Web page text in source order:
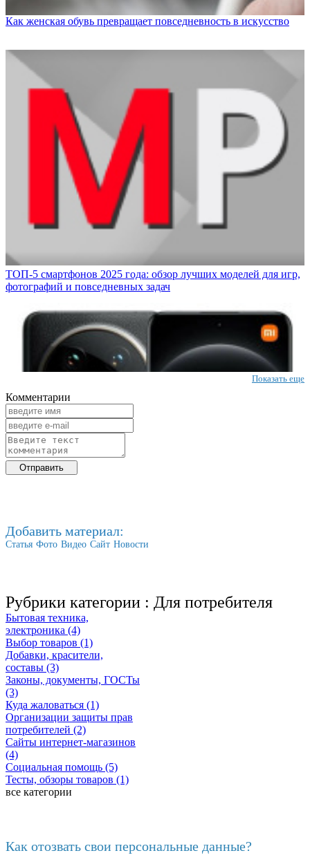
Как женская обувь превращает повседневность в искусство
ТОП-5 смартфонов 2025 года: обзор лучших моделей для игр,
фотографий и повседневных задач
Показать еще
Комментарии
Добавить материал:
Статья Фото Видео Сайт Новости
Рубрики категории : Для потребителя
Бытовая техника,
электроника (4)
Выбор товаров (1)
Добавки, красители,
составы (3)
Законы, документы, ГОСТы
(3)
Куда жаловаться (1)
Организации защиты прав
потребителей (2)
Сайты интернет-магазинов
(4)
Социальная помощь (5)
Тесты, обзоры товаров (1)
все категории
Как отозвать свои персональные данные?